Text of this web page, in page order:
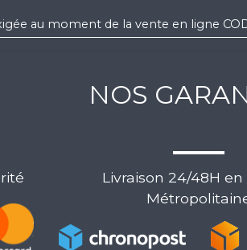
au moment de la vente en ligne
NOS
Livraison 24/48H en